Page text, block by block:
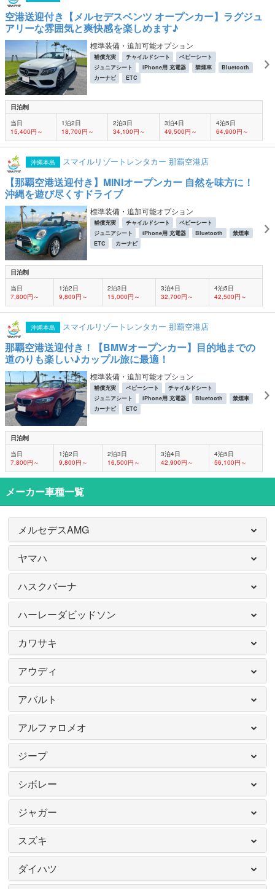
空港送迎付き【メルセデスベンツ オープンカー】ラグジュ
アリーな雰囲気と爽快感を楽しめます♪
標準装備・追加可能オプション
補償充実 チャイルドシート
ベビーシート
ジュニアシート
iPhone用 充電器 禁煙車
Bluetooth
カーナビ
ETC
日泊制
当日
15,400円～
1泊2日
18,700円～
2泊3日
34,100円～
3泊4日
49,500円～
4泊5日
64,900円～
沖縄本島 スマイルリゾートレンタカー 那覇空港店
【那覇空港送迎付き】MINIオープンカー 自然を味方に！
沖縄を遊び尽くすドライブ
標準装備・追加可能オプション
補償充実 チャイルドシート
ベビーシート
ジュニアシート
iPhone用 充電器 Bluetooth
禁煙車
ETC
カーナビ
日泊制
当日
7,800円～
1泊2日
9,800円～
2泊3日
15,000円～
3泊4日
32,700円～
4泊5日
42,500円～
沖縄本島 スマイルリゾートレンタカー 那覇空港店
那覇空港送迎付き！【BMWオープンカー】目的地までの
道のりも楽しい♪カップル旅に最適！
標準装備・追加可能オプション
補償充実 ベビーシート
チャイルドシート
ジュニアシート
iPhone用 充電器 Bluetooth
禁煙車
カーナビ
ETC
日泊制
当日
7,800円～
1泊2日
9,800円～
2泊3日
16,500円～
3泊4日
42,900円～
4泊5日
56,100円～
メーカー車種一覧
メルセデスAMG
ヤマハ
ハスクバーナ
ハーレーダビッドソン
カワサキ
アウディ
アバルト
アルファロメオ
ジープ
シボレー
ジャガー
スズキ
ダイハツ